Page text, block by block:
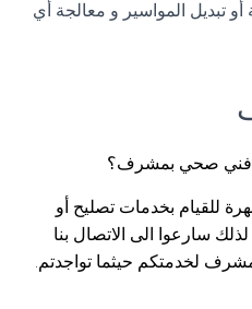
المواسير و معالجة أي
فني صحي بمشرف؟
للقيام بخدمات تصليح أو
سارعوا الى الاتصال بنا
لخدمتكم حيثما تواجدتم.